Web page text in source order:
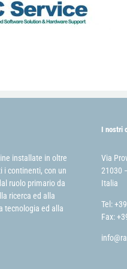
installate in oltre
i continenti, con un
ruolo primario da
ricerca ed alla
tecnologia ed alla
I nostri
Via
21030
Italia
Tel:
Fax: